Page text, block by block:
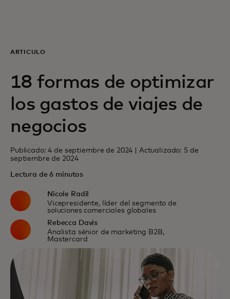
Para empresas
Para el mundo
Para innovadores
Noticias y tendencias
ARTÍCULO
18 formas de optimizar
los gastos de viajes de
negocios
Publicado: 4 de septiembre de 2024 | Actualizado: 5 de
septiembre de 2024
Lectura de 6 minutos
Nicole Radil
Vicepresidente, líder del segmento de
soluciones comerciales globales
Rebecca Davis
Analista sénior de marketing B2B,
Mastercard